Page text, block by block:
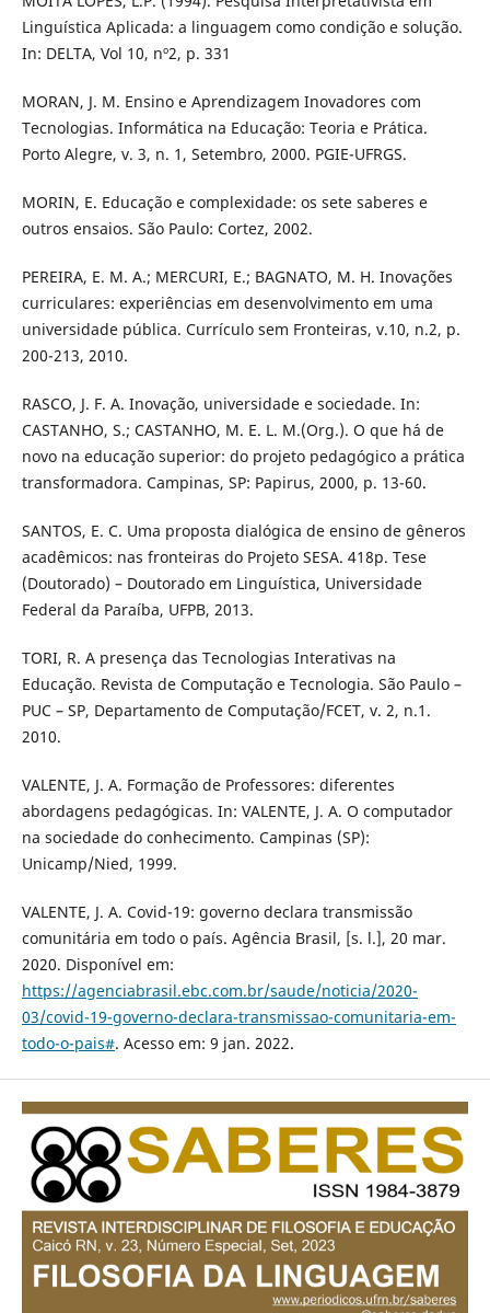
Linguística Aplicada: a linguagem como condição e solução.
In: DELTA, Vol 10, nº2, p. 331
MORAN, J. M. Ensino e Aprendizagem Inovadores com
Tecnologias. Informática na Educação: Teoria e Prática.
Porto Alegre, v. 3, n. 1, Setembro, 2000. PGIE-UFRGS.
MORIN, E. Educação e complexidade: os sete saberes e
outros ensaios. São Paulo: Cortez, 2002.
PEREIRA, E. M. A.; MERCURI, E.; BAGNATO, M. H. Inovações
curriculares: experiências em desenvolvimento em uma
universidade pública. Currículo sem Fronteiras, v.10, n.2, p.
200-213, 2010.
RASCO, J. F. A. Inovação, universidade e sociedade. In:
CASTANHO, S.; CASTANHO, M. E. L. M.(Org.). O que há de
novo na educação superior: do projeto pedagógico a prática
transformadora. Campinas, SP: Papirus, 2000, p. 13-60.
SANTOS, E. C. Uma proposta dialógica de ensino de gêneros
acadêmicos: nas fronteiras do Projeto SESA. 418p. Tese
(Doutorado) – Doutorado em Linguística, Universidade
Federal da Paraíba, UFPB, 2013.
TORI, R. A presença das Tecnologias Interativas na
Educação. Revista de Computação e Tecnologia. São Paulo –
PUC – SP, Departamento de Computação/FCET, v. 2, n.1.
2010.
VALENTE, J. A. Formação de Professores: diferentes
abordagens pedagógicas. In: VALENTE, J. A. O computador
na sociedade do conhecimento. Campinas (SP):
Unicamp/Nied, 1999.
VALENTE, J. A. Covid-19: governo declara transmissão
comunitária em todo o país. Agência Brasil, [s. l.], 20 mar.
2020. Disponível em:
https://agenciabrasil.ebc.com.br/saude/noticia/2020-
03/covid-19-governo-declara-transmissao-comunitaria-em-
todo-o-pais#. Acesso em: 9 jan. 2022.